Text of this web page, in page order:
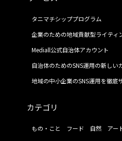
タニマチシッププログラム
企業のための地域貢献型ライティ
Mediall公式自治体アカウント
自治体のためのSNS運用の新しい
地域の中小企業のSNS運用を徹底
カテゴリ
もの・こと フード 自然 アー